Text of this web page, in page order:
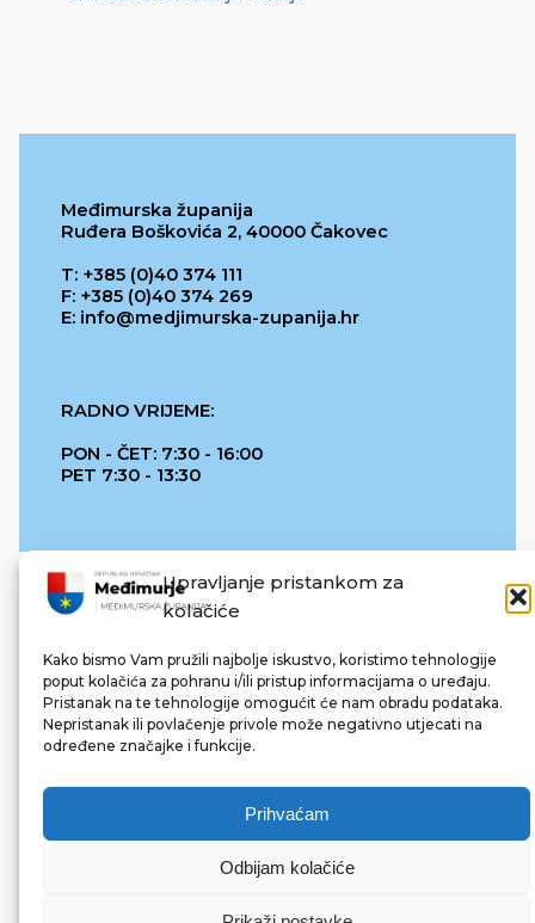
Upravljanje pristankom za
kolačiće
Kako bismo Vam pružili najbolje iskustvo, koristimo tehnologije
poput kolačića za pohranu i/ili pristup informacijama o uređaju.
Pristanak na te tehnologije omogućit će nam obradu podataka.
Nepristanak ili povlačenje privole može negativno utjecati na
određene značajke i funkcije.
Prihvaćam
Odbijam kolačiće
Međimurska županija
Ruđera Boškovića 2, 40000 Čakovec
T: +385 (0)40 374 111
F: +385 (0)40 374 269
E: info@medjimurska-zupanija.hr
RADNO VRIJEME:
PON - ČET: 7:30 - 16:00
PET 7:30 - 13:30
REPUBLIKA HRVATSKA
© 2022 Međimurska županija. Sva prava pridržana.